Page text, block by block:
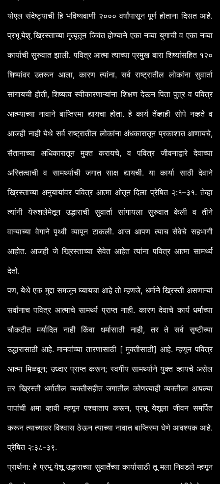
योएल संदेष्ट्याची हि भविष्यवाणी २००० वर्षांपासून पूर्ण होताना दिसत आहे.
प्रभू येशू ख्रिस्ताच्या मृत्यूतून जिवंत होण्याने एका नव्या युगाची व एका नव्या
कार्याची सुरुवात झाली. पवित्र आत्मा त्याच्या प्रमुख बारा शिष्यांसहित १२०
शिष्यांवर उतरून आला,कारण त्यांना, सर्व राष्ट्रातील लोकांना सुवार्ता
सांगायची होती,शिष्यत्व स्वीकारणाऱ्यांना शिक्षण देऊन पिता पुत्र व पवित्र
आत्म्याच्या नावाने बाप्तिस्मा द्यायचाहोता.हे कार्य तेंव्हाहीसोपे नव्हते व
आजही नाही येथे सर्व राष्ट्रातील लोकांना अंधकारातून प्रकाशात आणायचे,
सैतानाच्या अधिकारातून मुक्त करायचे,व पवित्र जीवनाद्वारे देवाच्या
अस्तित्वाची व सामर्थ्याची जगात साक्ष द्यायची.या कार्या साठी देवाने
ख्रिस्ताच्या अनुयायांवर पवित्र आत्मा ओतून दिला प्रेषित २:१–३१.तेव्हा
त्यांनी येरुशलेमेतून उद्धाराची सुवार्ता सांगायला सुरुवात केली व तीने
वाऱ्याच्या वेगाने पृथ्वी व्यापून टाकली.आज आपण त्याच सेवेचे सहभागी
आहोत. आजही जे ख्रिस्ताच्या सेवेत आहेत त्यांना पवित्र आत्मा सामर्थ्य
देतो.
पण, येथे एक मुद्दा समजून घ्यायचा आहे तो म्हणजे, धर्माने ख्रिस्ती असणाऱ्यां
सर्वांनाच पवित्र आत्माचे सामर्थ्य प्राप्त नाही. कारण देवाचे कार्य धर्माच्या
चौकटीत मर्यादित नाही किंवा धर्मासाठी नाही, तर ते सर्व सृष्टीच्या
उद्धारासाठी आहे. मानवांच्या तारणासाठी [ मुक्तीसाठी] आहे. म्हणून पवित्र
आत्मा मिळवून; उध्दार प्राप्त करून; स्वर्गीय सामर्थ्याने युक्त व्हायचे असेल
तर ख्रिस्ती धर्मातील व्यक्तीसहीत जगातील कोणत्याही व्यक्तीला आपल्या
पापांची क्षमा व्हावी म्हणून पश्चाताप करून, प्रभू येशूला जीवन समर्पित
करून त्याच्यावर विश्वास ठेऊन त्याच्या नावात बाप्तिस्मा घेणे आवश्यक आहे.
प्रेषित २:३८-३९.
प्रार्थना:हे प्रभू येशू उद्धाराच्या सुवार्तेच्या कार्यासाठी तू मला निवडले म्हणून